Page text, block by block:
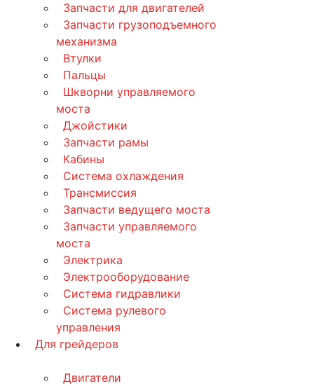
Запчасти для двигателей
Запчасти грузоподъемного
механизма
Втулки
Пальцы
Шкворни управляемого
моста
Джойстики
Запчасти рамы
Кабины
Система охлаждения
Трансмиссия
Запчасти ведущего моста
Запчасти управляемого
моста
Электрика
Электрооборудование
Система гидравлики
Система рулевого
управления
Для грейдеров
Двигатели